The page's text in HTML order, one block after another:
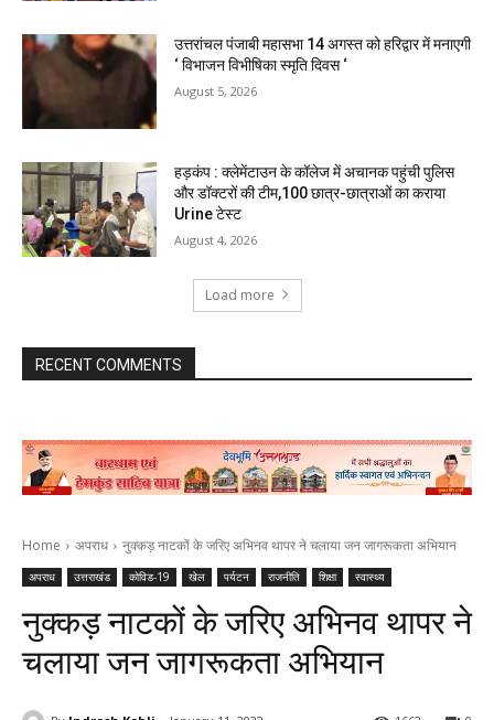
उत्तरांचल पंजाबी महासभा 14 अगस्त को हरिद्वार में मनाएगी
‘ विभाजन विभीषिका स्मृति दिवस ‘
August 5, 2026
हड़कंप : क्लेमेंटाउन के कॉलेज में अचानक पहुंची पुलिस
और डॉक्टरों की टीम,100 छात्र-छात्राओं का कराया
Urine टेस्ट
August 4, 2026
Load more
RECENT COMMENTS